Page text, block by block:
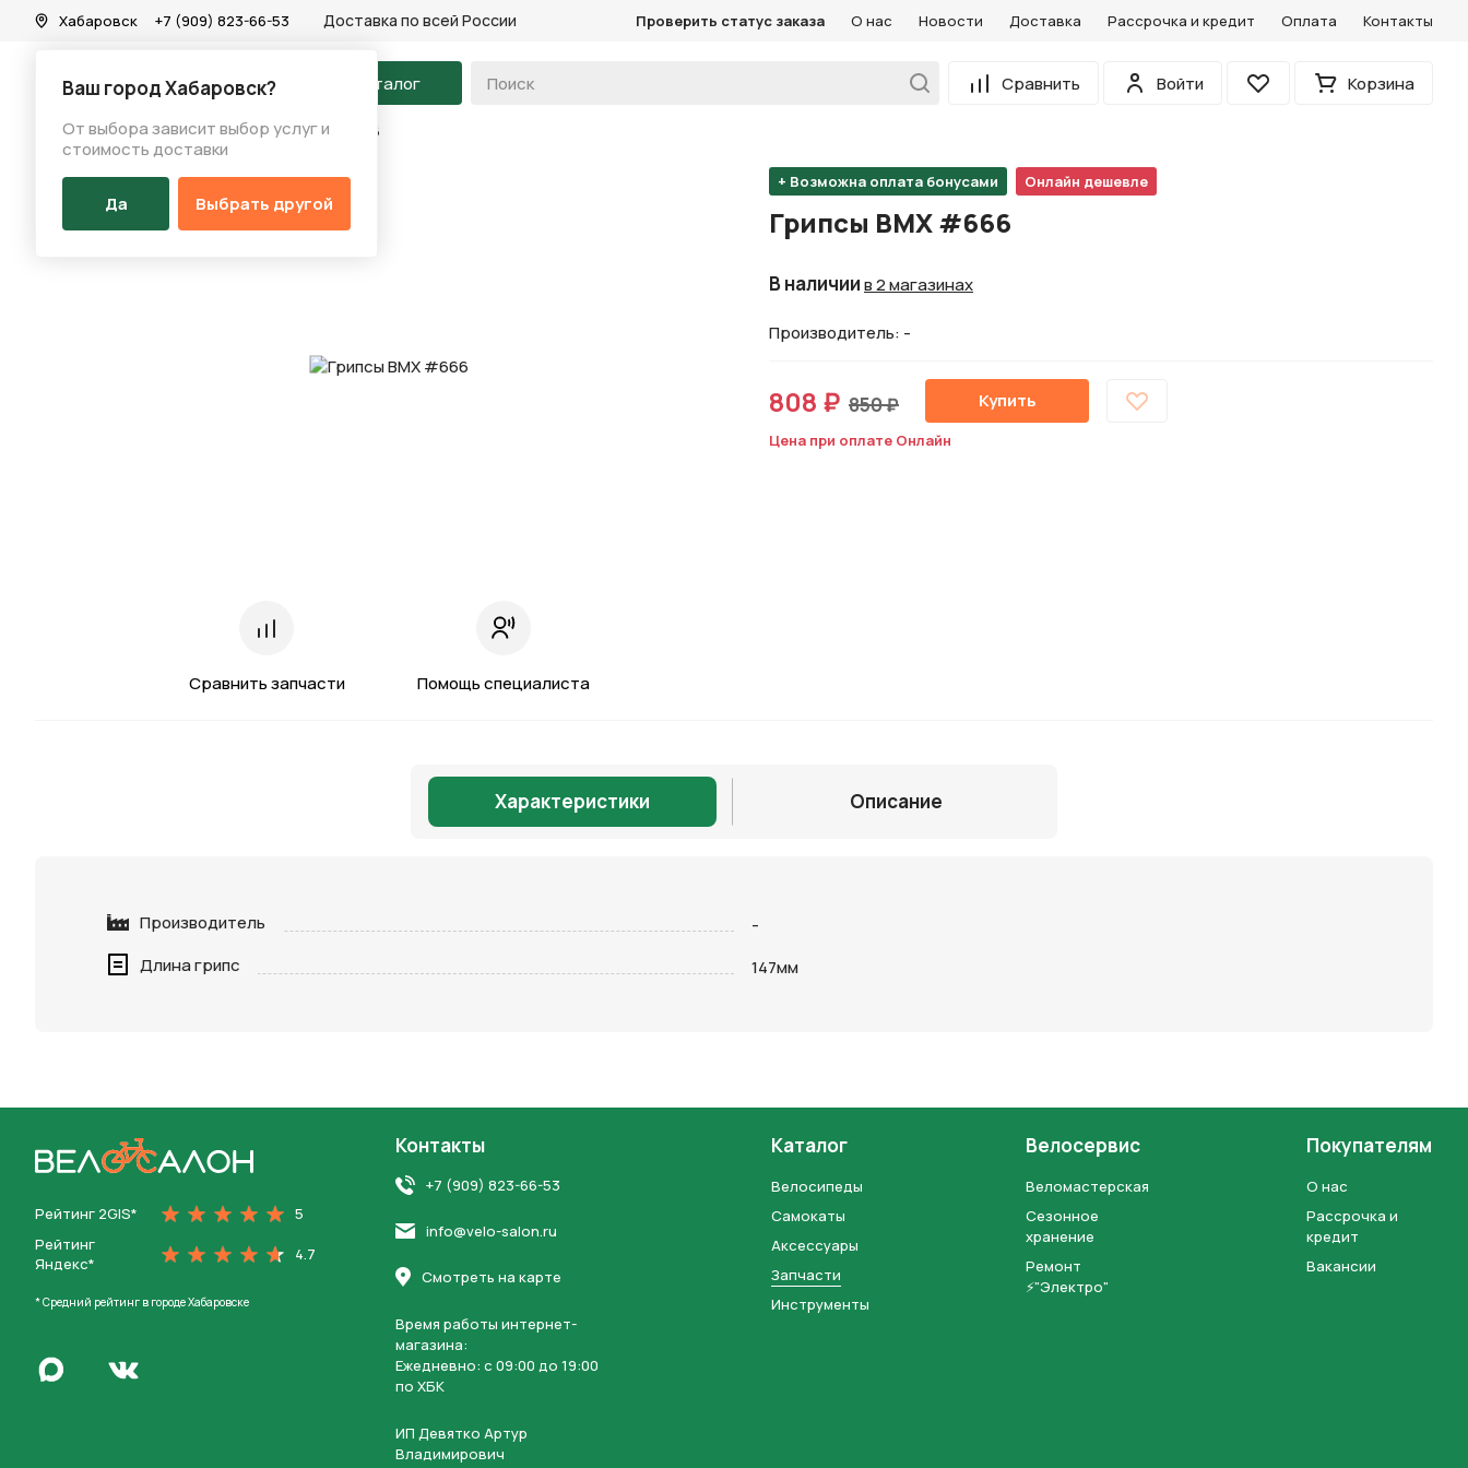
Хабаровск
Ваш город Хабаровск?
От выбора зависит выбор услуг и
стоимость доставки
Да Выбрать другой
+7 (909) 823-66-53 Доставка по всей России Проверить статус заказа О нас Новости Доставка Рассрочка и кредит Оплата Контакты
На главную Каталог Сравнить
Войти
Избранное Корзина
Каталог/Запчасти/Грипсы/Грипсы BMX #666
Сравнить запчасти Помощь специалиста
+ Возможна оплата бонусами Онлайн дешевле
Грипсы BMX #666
В наличиив 2 магазинах
Производитель: -
808 ₽ 850 ₽ Купить
Цена при оплате Онлайн
Характеристики Описание
Производитель
-
Длина грипс
147мм
Рейтинг 2GIS*
5
Рейтинг
Яндекс*
4.7
* Средний рейтинг в городе Хабаровске
Написать в MaxПерейти во Вконтакте
Контакты
+7 (909) 823-66-53
info@velo-salon.ru
Смотреть на карте
Время работы интернет-
магазина:
Ежедневно: c 09:00 до 19:00
по ХБК
ИП Девятко Артур
Владимирович
Каталог
Велосипеды
Самокаты
Аксессуары
Запчасти
Инструменты
Велосервис
Веломастерская
Сезонное
хранение
Ремонт
⚡"Электро"
Покупателям
О нас
Рассрочка и
кредит
Вакансии
Отправить
Нажимая на кнопку “Отправить заявку”, вы даетесогласие на обработку